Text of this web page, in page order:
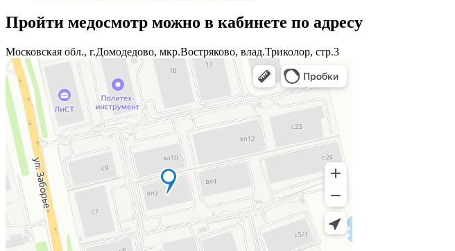
Пройти медосмотр можно в кабинете по адресу
Московская обл., г.Домодедово, мкр.Востряково, влад.Триколор, стр.3